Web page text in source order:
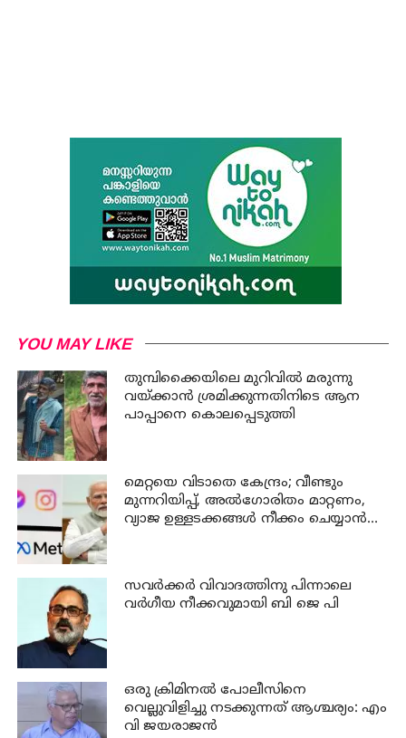
YOU MAY LIKE
തുമ്പിക്കൈയിലെ മുറിവില്‍ മരുന്നു
വയ്ക്കാന്‍ ശ്രമിക്കുന്നതിനിടെ ആന
പാപ്പാനെ കൊലപ്പെടുത്തി
മെറ്റയെ വിടാതെ കേന്ദ്രം; വീണ്ടും
മുന്നറിയിപ്പ്, അൽഗോരിതം മാറ്റണം,
വ്യാജ ഉള്ളടക്കങ്ങൾ നീക്കം ചെയ്യാൻ
സവര്‍ക്കര്‍ വിവാദത്തിനു പിന്നാലെ
വര്‍ഗീയ നീക്കവുമായി ബി ജെ പി
ഒരു ക്രിമിനല്‍ പോലീസിനെ
വെല്ലുവിളിച്ചു നടക്കുന്നത് ആശ്ചര്യം: എം
വി ജയരാജന്‍